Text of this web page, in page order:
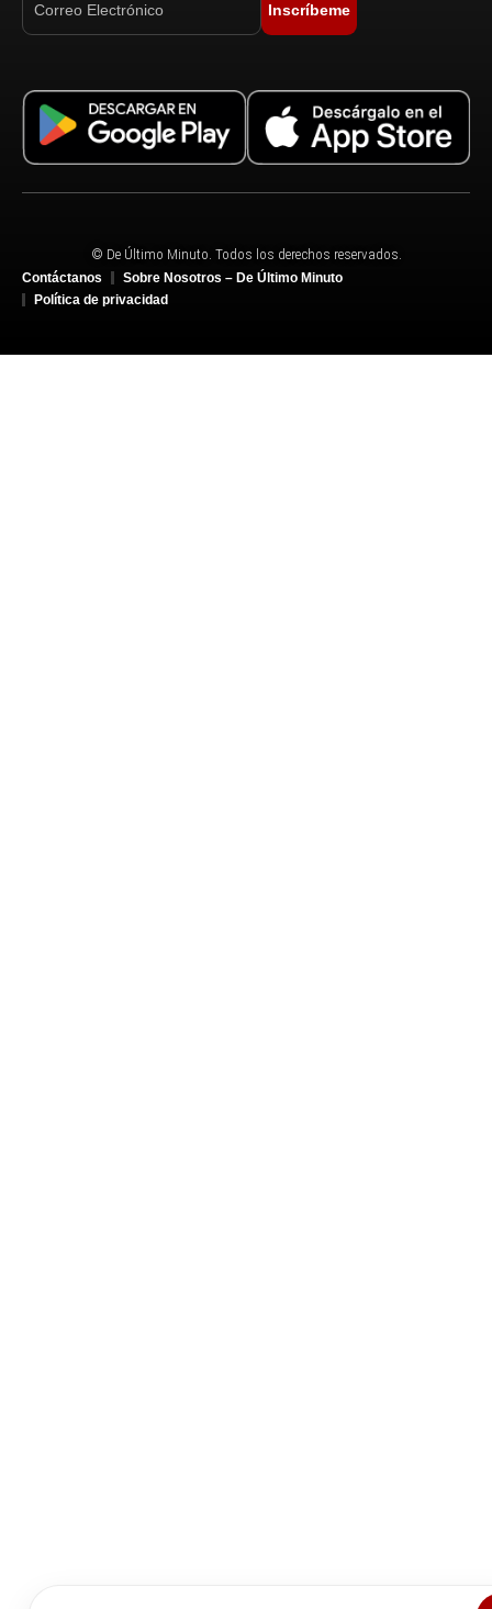
Inscríbeme
© De Último Minuto. Todos los derechos reservados.
Contáctanos
Sobre Nosotros – De Último Minuto
Política de privacidad